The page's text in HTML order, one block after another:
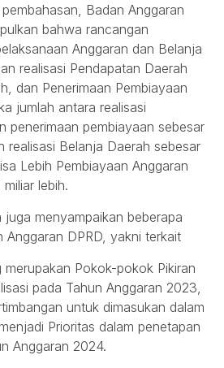
Badan Anggaran
bahwa rancangan
Anggaran dan Belanja
realisasi Pendapatan Daerah
dan Penerimaan Pembiayaan
jumlah antara realisasi
penerimaan pembiayaan sebesar
realisasi Belanja Daerah sebesar
Lebih Pembiayaan Anggaran
lebih.
juga menyampaikan beberapa
DPRD, yakni terkait
Pokok-pokok Pikiran
pada Tahun Anggaran 2023,
untuk dimasukan dalam
Prioritas dalam penetapan
Anggaran 2024.